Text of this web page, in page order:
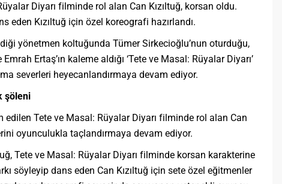
Diyarı filminde rol alan Can Kızıltuğ, korsan oldu.
eden Kızıltuğ için özel koreografi hazırlandı.
yönetmen koltuğunda Tümer Sirkecioğlu’nun oturduğu,
Ertaş’ın kaleme aldığı ‘Tete ve Masal: Rüyalar Diyarı’
severleri heyecanlandırmaya devam ediyor.
şöleni
edilen Tete ve Masal: Rüyalar Diyarı filminde rol alan Can
oyunculukla taçlandırmaya devam ediyor.
Tete ve Masal: Rüyalar Diyarı filminde korsan karakterine
söyleyip dans eden Can Kızıltuğ için sete özel eğitmenler